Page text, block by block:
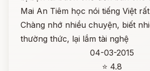
Mai An Tiêm học nói tiếng Việt
Chàng nhớ nhiều chuyện, biết
thường thức, lại lắm tài nghệ
04-03-2015
⭐ 4.8